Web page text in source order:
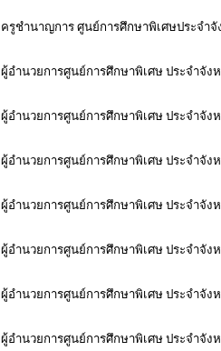
ครูชำนาญการ ศูนย์การศึกษาพิเศษประจำ
ผู้อำนวยการศูนย์การศึกษาพิเศษ ประจำจัง
ผู้อำนวยการศูนย์การศึกษาพิเศษ ประจำจั
ผู้อำนวยการศูนย์การศึกษาพิเศษ ประจำจัง
ผู้อำนวยการศูนย์การศึกษาพิเศษ ประจำจัง
ผู้อำนวยการศูนย์การศึกษาพิเศษ ประจำจัง
ผู้อำนวยการศูนย์การศึกษาพิเศษ ประจำจัง
ผู้อำนวยการศูนย์การศึกษาพิเศษ ประจำจัง